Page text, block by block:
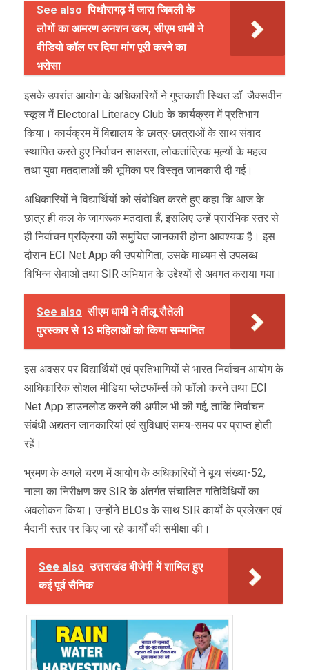
See also पिथौरागढ़ में जारा जिबली के
लोगों का आमरण अनशन खत्म, सीएम धामी ने
वीडियो कॉल पर दिया मांग पूरी करने का
भरोसा
इसके उपरांत आयोग के अधिकारियों ने गुप्तकाशी स्थित डॉ. जैक्सवीन
स्कूल में Electoral Literacy Club के कार्यक्रम में प्रतिभाग
किया। कार्यक्रम में विद्यालय के छात्र-छात्राओं के साथ संवाद
स्थापित करते हुए निर्वाचन साक्षरता, लोकतांत्रिक मूल्यों के महत्व
तथा युवा मतदाताओं की भूमिका पर विस्तृत जानकारी दी गई।
अधिकारियों ने विद्यार्थियों को संबोधित करते हुए कहा कि आज के
छात्र ही कल के जागरूक मतदाता हैं, इसलिए उन्हें प्रारंभिक स्तर से
ही निर्वाचन प्रक्रिया की समुचित जानकारी होना आवश्यक है। इस
दौरान ECI Net App की उपयोगिता, उसके माध्यम से उपलब्ध
विभिन्न सेवाओं तथा SIR अभियान के उद्देश्यों से अवगत कराया गया।
See also सीएम धामी ने तीलू रौतेली
पुरस्कार से 13 महिलाओं को किया सम्मानित
इस अवसर पर विद्यार्थियों एवं प्रतिभागियों से भारत निर्वाचन आयोग के
आधिकारिक सोशल मीडिया प्लेटफॉर्म्स को फॉलो करने तथा ECI
Net App डाउनलोड करने की अपील भी की गई, ताकि निर्वाचन
संबंधी अद्यतन जानकारियां एवं सुविधाएं समय-समय पर प्राप्त होती
रहें।
भ्रमण के अगले चरण में आयोग के अधिकारियों ने बूथ संख्या-52,
नाला का निरीक्षण कर SIR के अंतर्गत संचालित गतिविधियों का
अवलोकन किया। उन्होंने BLOs के साथ SIR कार्यों के प्रलेखन एवं
मैदानी स्तर पर किए जा रहे कार्यों की समीक्षा की।
See also उत्तराखंड बीजेपी में शामिल हुए
कई पूर्व सैनिक